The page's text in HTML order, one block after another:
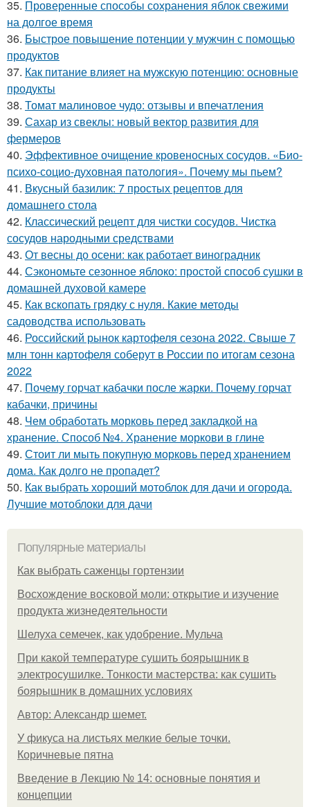
35. Проверенные способы сохранения яблок свежими
на долгое время
36. Быстрое повышение потенции у мужчин с помощью
продуктов
37. Как питание влияет на мужскую потенцию: основные
продукты
38. Томат малиновое чудо: отзывы и впечатления
39. Сахар из свеклы: новый вектор развития для
фермеров
40. Эффективное очищение кровеносных сосудов. «Био-
психо-социо-духовная патология». Почему мы пьем?
41. Вкусный базилик: 7 простых рецептов для
домашнего стола
42. Классический рецепт для чистки сосудов. Чистка
сосудов народными средствами
43. От весны до осени: как работает виноградник
44. Сэкономьте сезонное яблоко: простой способ сушки в
домашней духовой камере
45. Как вскопать грядку с нуля. Какие методы
садоводства использовать
46. Российский рынок картофеля сезона 2022. Свыше 7
млн тонн картофеля соберут в России по итогам сезона
2022
47. Почему горчат кабачки после жарки. Почему горчат
кабачки, причины
48. Чем обработать морковь перед закладкой на
хранение. Способ №4. Хранение моркови в глине
49. Стоит ли мыть покупную морковь перед хранением
дома. Как долго не пропадет?
50. Как выбрать хороший мотоблок для дачи и огорода.
Лучшие мотоблоки для дачи
Популярные материалы
Как выбрать саженцы гортензии
Восхождение восковой моли: открытие и изучение
продукта жизнедеятельности
Шелуха семечек, как удобрение. Мульча
При какой температуре сушить боярышник в
электросушилке. Тонкости мастерства: как сушить
боярышник в домашних условиях
Автор: Александр шемет.
У фикуса на листьях мелкие белые точки.
Коричневые пятна
Введение в Лекцию № 14: основные понятия и
концепции